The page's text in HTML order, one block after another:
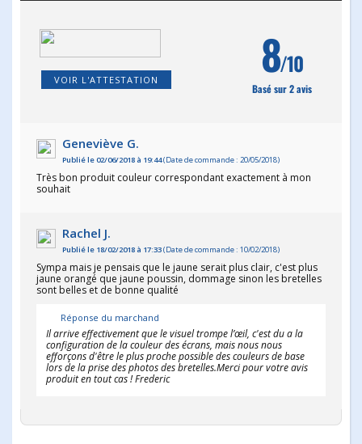
VOIR L'ATTESTATION 8/10
Basé sur 2 avis
Geneviève G.
Publié le 02/06/2018 à 19:44(Date de commande : 20/05/2018)
Très bon produit couleur correspondant exactement à mon
souhait
Rachel J.
Publié le 18/02/2018 à 17:33(Date de commande : 10/02/2018)
Sympa mais je pensais que le jaune serait plus clair, c'est plus
jaune orangé que jaune poussin, dommage sinon les bretelles
sont belles et de bonne qualité
Réponse du marchand
Il arrive effectivement que le visuel trompe l’œil, c'est du a la
configuration de la couleur des écrans, mais nous nous
efforçons d'être le plus proche possible des couleurs de base
lors de la prise des photos des bretelles.Merci pour votre avis
produit en tout cas ! Frederic